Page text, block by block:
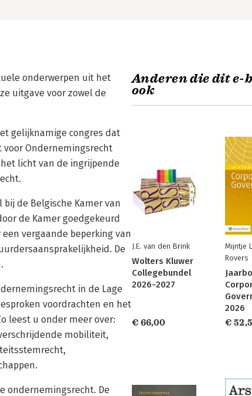
onderwerpen uit het
uitgave voor zowel de
gelijknamige congres dat
voor Ondernemingsrecht
licht van de ingrijpende
de Belgische Kamer van
de Kamer goedgekeurd
vergaande beperking van
De
in de Lage
voordrachten en het
leest u onder meer over:
mobiliteit,
ondernemingsrecht. De
Anderen die dit e-
ook
J.E. van den Brink
Wolters Kluwer
Collegebundel
2026-2027
€ 66,00
Mijntje
Rovers
2026
€